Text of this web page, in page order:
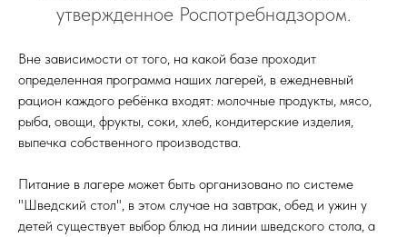
утвержденное Роспотребнадзором.
Вне зависимости от того, на какой базе проходит
определенная программа наших лагерей, в ежедневный
рацион каждого ребёнка входят: молочные продукты, мясо,
рыба, овощи, фрукты, соки, хлеб, кондитерские изделия,
выпечка собственного производства.
Питание в лагере может быть организовано по системе
"Шведский стол", в этом случае на завтрак, обед и ужин у
детей существует выбор блюд на линии шведского стола, а